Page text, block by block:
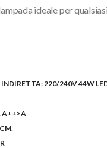
ideale per
220/240V 44W
A++>A